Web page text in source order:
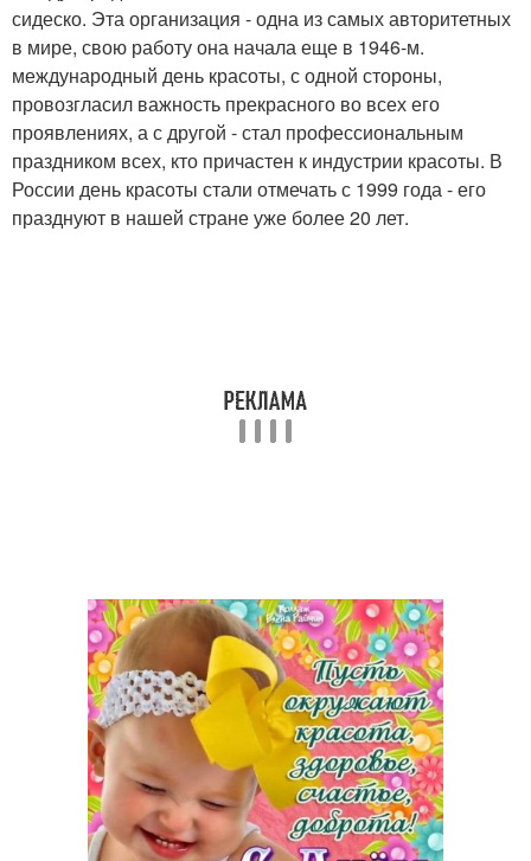
сидеско. Эта организация - одна из самых авторитетных
в мире, свою работу она начала еще в 1946-м.
международный день красоты, с одной стороны,
провозгласил важность прекрасного во всех его
проявлениях, а с другой - стал профессиональным
праздником всех, кто причастен к индустрии красоты. В
России день красоты стали отмечать с 1999 года - его
празднуют в нашей стране уже более 20 лет.